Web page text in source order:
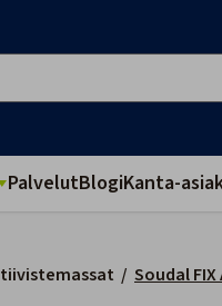
PalvelutBlogiKanta-
tiivistemassat / Soudal